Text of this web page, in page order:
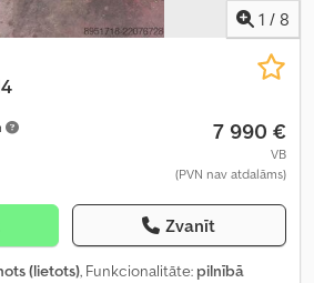
1 / 8
7 990 €
VB
(PVN nav atdalāms)
Zvanīt
(lietots), Funkcionalitāte: pilnībā